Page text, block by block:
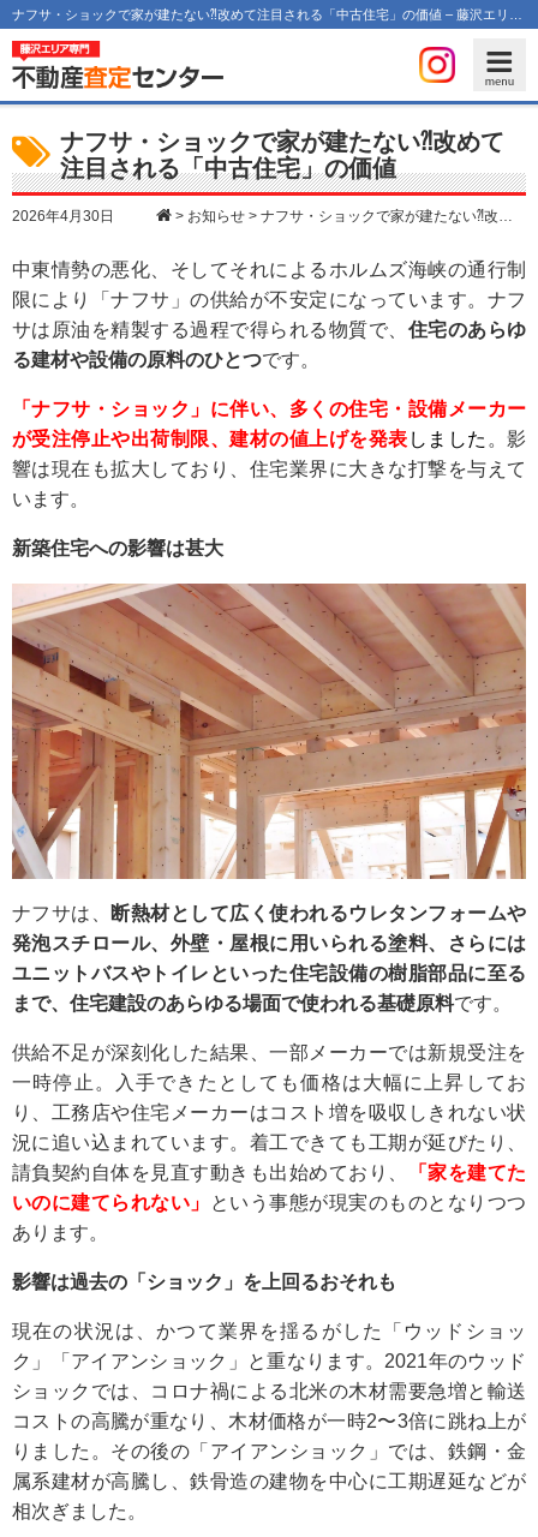
ナフサ・ショックで家が建たない⁈改めて
注目される「中古住宅」の価値
> お知らせ > ナフサ・ショックで家が建たない⁈改めて注目される「中古住宅」の価値
2026年4月30日
中東情勢の悪化、そしてそれによるホルムズ海峡の通行制
限により「ナフサ」の供給が不安定になっています。ナフ
サは原油を精製する過程で得られる物質で、 住宅のあらゆ
る建材や設備の原料のひとつです。
「ナフサ・ショック」に伴い、多くの住宅・設備メーカー
が受注停止や出荷制限、建材の値上げを発表 しました 。影
響は現在も拡大しており、住宅業界に大きな打撃を与えて
います。
新築住宅への影響は甚大
ナフサは、 断熱材として広く使われるウレタンフォームや
発泡スチロール、外壁・屋根に用いられる塗料、さらには
ユニットバスやトイレといった住宅設備の樹脂部品に至る
まで、住宅建設のあらゆる場面で使われる基礎原料です。
供給不足が深刻化した結果、一部メーカーでは新規受注を
一時停止。入手できたとしても価格は大幅に上昇してお
り、工務店や住宅メーカーはコスト増を吸収しきれない状
況に追い込まれています。着工できても工期が延びたり、
請負契約自体を見直す動きも出始めており、
「家を建てた
いのに建てられない」
という事態が現実のものとなりつつ
あります。
影響は過去の「ショック」を上回るおそれも
現在の状況は、かつて業界を揺るがした「ウッドショッ
ク」「アイアンショック」と重なります。2021年のウッド
ショックでは、コロナ禍による北米の木材需要急増と輸送
コストの高騰が重なり、木材価格が一時2〜3倍に跳ね上が
りました。その後の「アイアンショック」では、鉄鋼・金
属系建材が高騰し、鉄骨造の建物を中心に工期遅延などが
相次ぎました。